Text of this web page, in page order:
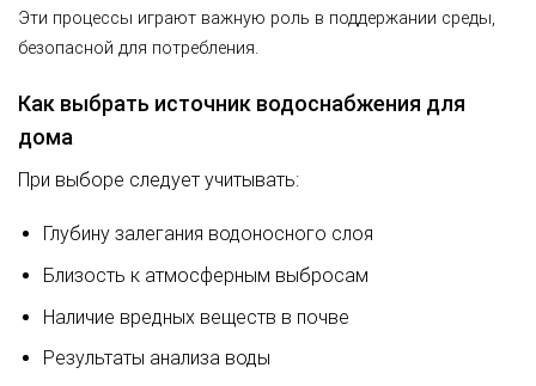
Эти процессы играют важную роль в поддержании среды,
безопасной для потребления.
Как выбрать источник водоснабжения для
дома
При выборе следует учитывать:
Глубину залегания водоносного слоя
Близость к атмосферным выбросам
Наличие вредных веществ в почве
Результаты анализа воды